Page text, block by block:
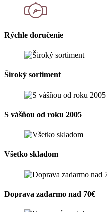
Rýchle doručenie
Široký sortiment
S vášňou od roku 2005
Všetko skladom
Doprava zadarmo nad 70€